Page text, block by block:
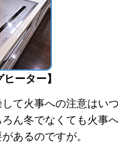
ーター】
て火事への注意はい
ん冬でなくても火事
あるのですが。